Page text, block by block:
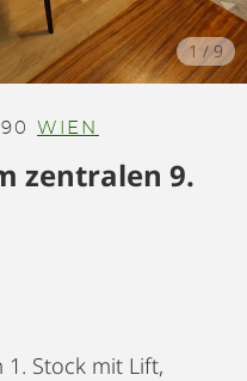
1 /9
WIEN
zentralen 9.
Stock mit Lift,